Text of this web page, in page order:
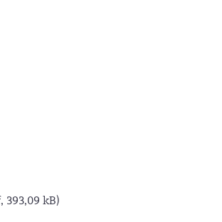
393,09 kB)